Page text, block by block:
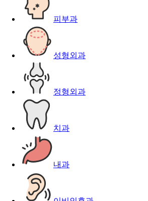
피부과
성형외과
정형외과
치과
내과